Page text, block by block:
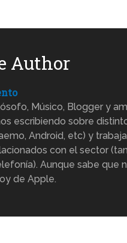
Author
Músico, Blogger y
escribiendo sobre
Android, etc) y
con el sector
Aunque sabe que
de Apple.